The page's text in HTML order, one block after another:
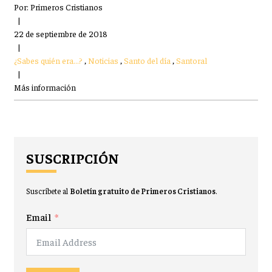
Por: Primeros Cristianos
|
22 de septiembre de 2018
|
¿Sabes quién era...? , Noticias ,Santo del día ,Santoral
|
Más información
SUSCRIPCIÓN
Suscríbete al Boletín gratuito de Primeros Cristianos.
Email